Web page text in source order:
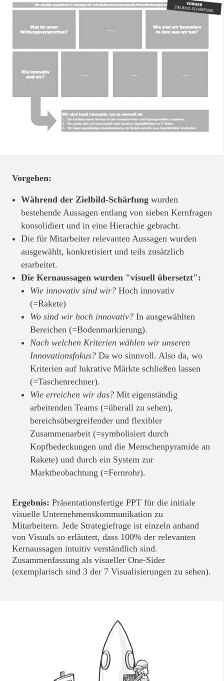
Vorgehen:
Während der Zielbild-Schärfungwurden
bestehende Aussagen entlang von sieben Kernfragen
konsolidiert und in eine Hierachie gebracht.
Die für Mitarbeiter relevanten Aussagen wurden
ausgewählt, konkretisiert und teils zusätzlich
erarbeitet.
Die Kernaussagen wurden "visuell übersetzt":
Wie innovativ sind wir?Hoch innovativ
(=Rakete)
Wo sind wir hoch innovativ?In ausgewählten
Bereichen (=Bodenmarkierung).
Nach welchen Kriterien wählen wir unseren
Innovationsfokus?Da wo sinnvoll. Also da, wo
Kriterien auf lukrative Märkte schließen lassen
(=Taschenrechner).
Wie erreichen wir das?Mit eigenständig
arbeitenden Teams (=überall zu sehen),
bereichsübergreifender und flexibler
Zusammenarbeit (=symbolisiert durch
Kopfbedeckungen und die Menschenpyramide an
Rakete) und durch ein System zur
Marktbeobachtung (=Fernrohr).
Ergebnis: Präsentationsfertige PPT für die initiale
visuelle Unternehmenskommunikation zu
Mitarbeitern. Jede Strategiefrage ist einzeln anhand
von Visuals so erläutert, dass 100% der relevanten
Kernaussagen intuitiv verständlich sind.
Zusammenfassung als visueller One-Sider
(exemplarisch sind 3 der 7 Visualisierungen zu sehen).